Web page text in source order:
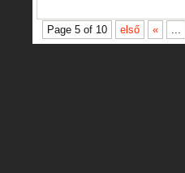
Page 5 of 10 első « ...